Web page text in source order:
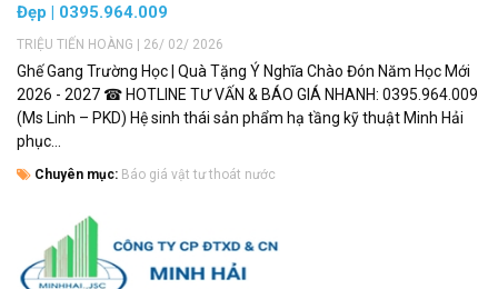
Đẹp | 0395.964.009
TRIỆU TIẾN HOÀNG | 26/ 02/ 2026
Ghế Gang Trường Học | Quà Tặng Ý Nghĩa Chào Đón Năm Học Mới
2026 - 2027 ☎ HOTLINE TƯ VẤN & BÁO GIÁ NHANH: 0395.964.009
(Ms Linh – PKD) Hệ sinh thái sản phẩm hạ tầng kỹ thuật Minh Hải
phục...
Chuyên mục: Báo giá vật tư thoát nước